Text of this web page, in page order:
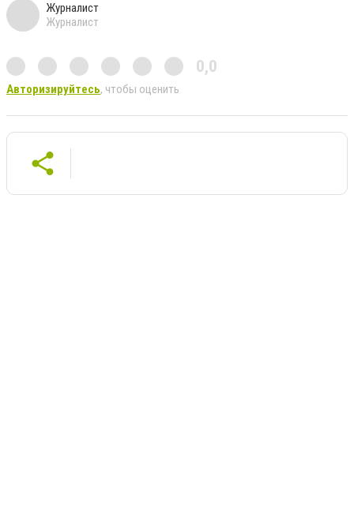
Журналист
Журналист
0,0
Авторизируйтесь, чтобы оценить